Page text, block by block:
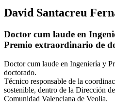
David Santacreu
Doctor cum laude en
Premio extraordinario de
Doctor cum laude en Ingeniería y
doctorado.
Técnico responsable de la
sostenible, dentro de la Dirección
Comunidad Valenciana de Veolia.